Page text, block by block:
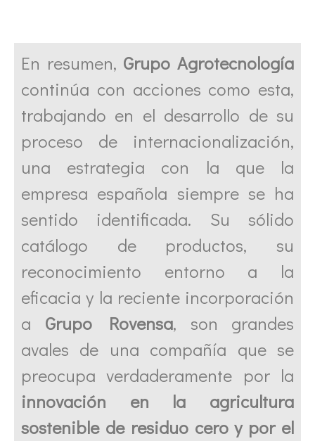
En resumen, Grupo Agrotecnología
continúa con acciones como esta,
trabajando en el desarrollo de su
proceso de internacionalización,
una estrategia con la que la
empresa española siempre se ha
sentido identificada. Su sólido
catálogo de productos, su
reconocimiento entorno a la
eficacia y la reciente incorporación
a Grupo Rovensa, son grandes
avales de una compañía que se
preocupa verdaderamente por la
innovación en la agricultura
sostenible de residuo cero y por el